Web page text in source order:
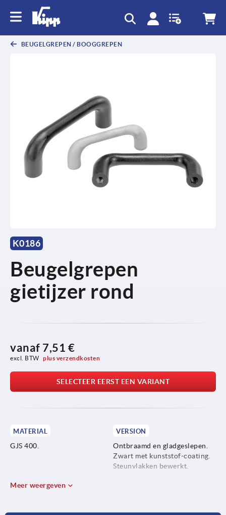
BEUGELGREPEN / BOOGGREPEN
K0186
Beugelgrepen
gietijzer rond
vanaf 7,51 €
excl. BTW plus verzendkosten
SELECTEER EERST EEN VARIANT
MATERIAL
GJS 400.
VERSION
Ontbraamd en gladgeslepen.
Zwart met kunststof-coating.
Steunvlakken bewerkt.
Meer weergeven